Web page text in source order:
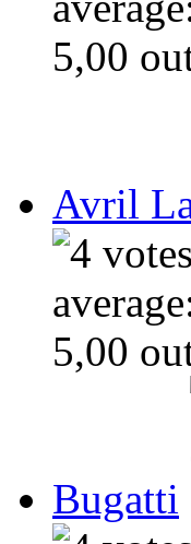
Avril
Bugatti